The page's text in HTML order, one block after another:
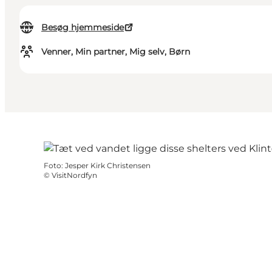
Besøg hjemmeside
Venner, Min partner, Mig selv, Børn
Foto: Jesper Kirk Christensen
© VisitNordfyn